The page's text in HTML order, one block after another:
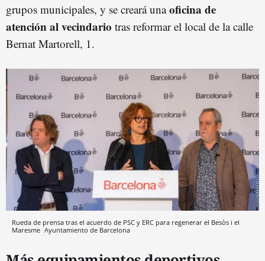
grupos municipales, y se creará unaoficina de
atención al vecindario tras reformar el local de la calle
Bernat Martorell, 1.
Rueda de prensa tras el acuerdo de PSC y ERC para regenerar el Besòs i el
Maresme Ayuntamiento de Barcelona